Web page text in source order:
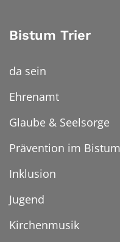
Bistum Trier
da sein
Ehrenamt
Glaube & Seelsorge
Prävention im Bistum
Inklusion
Jugend
Kirchenmusik